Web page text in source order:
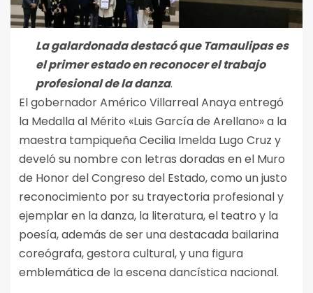
La galardonada destacó que Tamaulipas es
el primer estado en reconocer el trabajo
profesional de la danza.
El gobernador Américo Villarreal Anaya entregó
la Medalla al Mérito «Luis García de Arellano» a la
maestra tampiqueña Cecilia Imelda Lugo Cruz y
develó su nombre con letras doradas en el Muro
de Honor del Congreso del Estado, como un justo
reconocimiento por su trayectoria profesional y
ejemplar en la danza, la literatura, el teatro y la
poesía, además de ser una destacada bailarina
coreógrafa, gestora cultural, y una figura
emblemática de la escena dancística nacional.